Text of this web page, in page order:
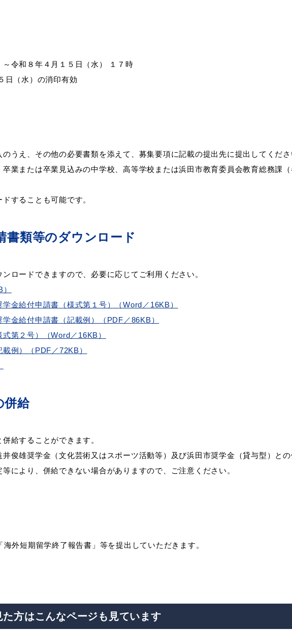
令和８年４月１５日（水） １７時
（水）の消印有効
うえ、その他の必要書類を添えて、募集要項に記載の提出先に提出してくださ
業または卒業見込みの中学校、高等学校または浜田市教育委員会教育総務課
することも可能です。
書類等のダウンロード
ロードできますので、必要に応じてご利用ください。
金給付申請書（様式第１号）（Word／16KB）
金給付申請書（記載例）（PDF／86KB）
第２号）（Word／16KB）
例）（PDF／72KB）
併給
給することができます。
俊雄奨学金（文化芸術又はスポーツ活動等）及び浜田市奨学金（貸与型）との
により、併給できない場合がありますので、ご注意ください。
外短期留学終了報告書」等を提出していただきます。
た方はこんなページも見ています